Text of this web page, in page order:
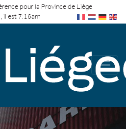
pour la Province de Liège
il est 7:16am